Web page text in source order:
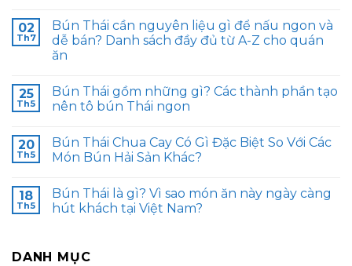
02
Th7
Bún Thái cần nguyên liệu gì để nấu ngon và
dễ bán? Danh sách đầy đủ từ A-Z cho quán
ăn
25
Th5
Bún Thái gồm những gì? Các thành phần tạo
nên tô bún Thái ngon
20
Th5
Bún Thái Chua Cay Có Gì Đặc Biệt So Với Các
Món Bún Hải Sản Khác?
18
Th5
Bún Thái là gì? Vì sao món ăn này ngày càng
hút khách tại Việt Nam?
DANH MỤC